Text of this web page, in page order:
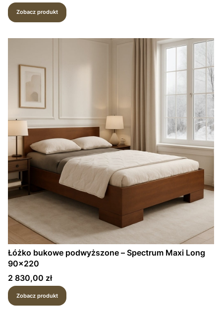
Zobacz produkt
Łóżko bukowe podwyższone – Spectrum Maxi Long
90×220
Cena
2 830,00 zł
Zobacz produkt